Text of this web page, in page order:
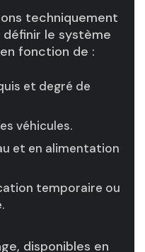
techniquement
le système
fonction de :
et degré de
véhicules.
et en alimentation
temporaire ou
disponibles en